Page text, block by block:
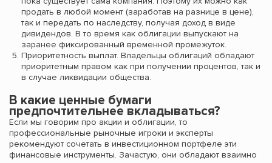
продать в любой момент (заработав на разнице в цене),
так и передать по наследству, получая доход в виде
дивидендов. В то время как облигации выпускают на
заранее фиксированный временной промежуток.
Приоритетность выплат. Владельцы облигаций обладают
приоритетным правом как при получении процентов, так и
в случае ликвидации общества.
В какие ценные бумаги
предпочтительнее вкладываться?
Если мы говорим про акции и облигации, то
профессиональные рыночные игроки и эксперты
рекомендуют сочетать в инвестиционном портфеле эти
финансовые инструменты. Зачастую, они обладают взаимно